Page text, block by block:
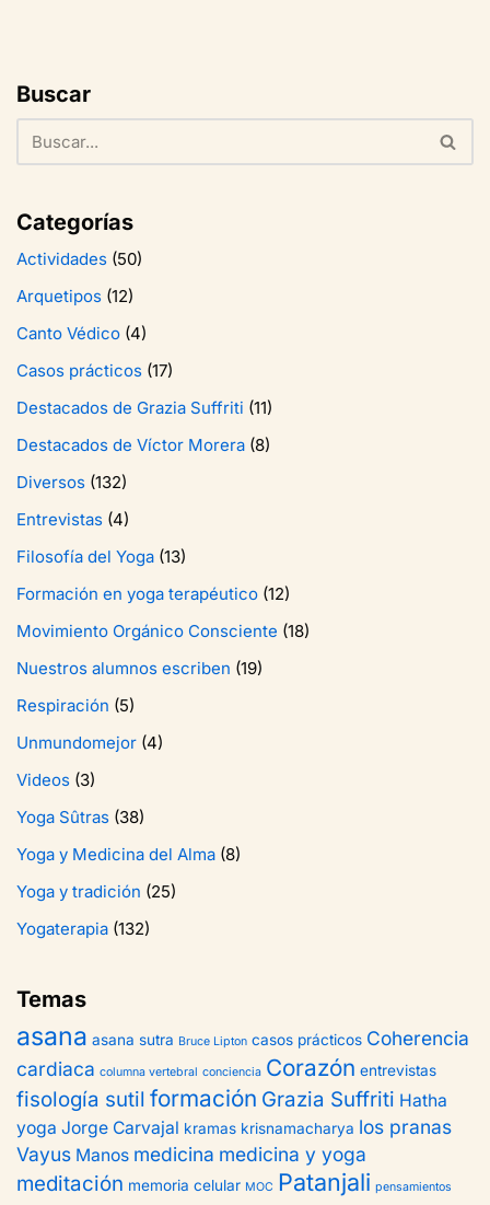
Buscar
Categorías
Actividades (50)
Arquetipos (12)
Canto Védico (4)
Casos prácticos (17)
Destacados de Grazia Suffriti (11)
Destacados de Víctor Morera (8)
Diversos (132)
Entrevistas (4)
Filosofía del Yoga (13)
Formación en yoga terapéutico (12)
Movimiento Orgánico Consciente (18)
Nuestros alumnos escriben (19)
Respiración (5)
Unmundomejor (4)
Videos (3)
Yoga Sûtras (38)
Yoga y Medicina del Alma (8)
Yoga y tradición (25)
Yogaterapia (132)
Temas
asana asana sutra Bruce Lipton casos prácticos Coherencia
cardiaca columna vertebral conciencia Corazón entrevistas
fisología sutil formación Grazia Suffriti Hatha
yoga Jorge Carvajal kramas krisnamacharya los pranas
Vayus Manos medicina medicina y yoga
meditación memoria celular MOC Patanjali pensamientos